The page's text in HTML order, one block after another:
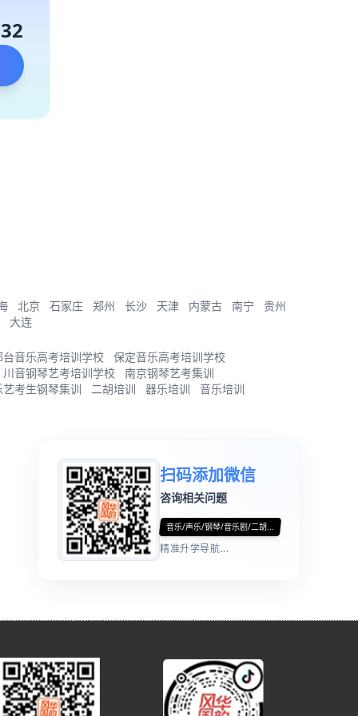
北京 石家庄 郑州 长沙 天津 内蒙古 南宁
贵州
大连
台音乐高考培训学校
保定音乐高考培训学校
川音钢琴艺考培训学校
南京钢琴艺考集训
艺考生钢琴集训
二胡培训 器乐培训 音乐培训
扫码添加微信
咨询相关问题
音乐/声乐/钢琴/音乐剧/二胡...
精准升学导航...